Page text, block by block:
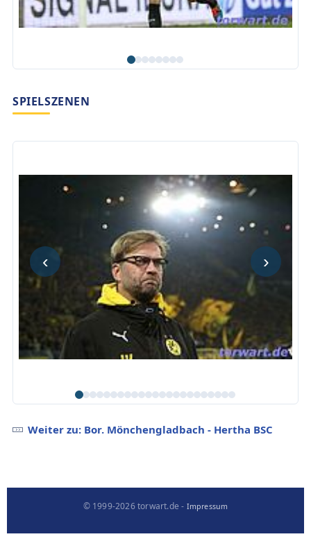
SPIELSZENEN
‹ ›
Weiter zu: Bor. Mönchengladbach - Hertha BSC
© 1999-2026 torwart.de - Impressum